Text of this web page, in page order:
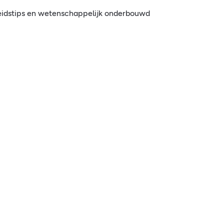
en wetenschappelijk onderbouwd